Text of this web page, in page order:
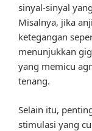
sinyal-sinyal
Misalnya, jika
ketegangan
menunjukkan
yang memicu
tenang.
Selain itu,
stimulasi yang